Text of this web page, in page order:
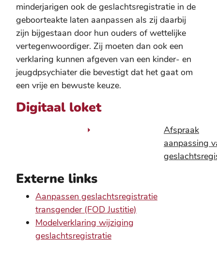
minderjarigen ook de geslachtsregistratie in de
geboorteakte laten aanpassen als zij daarbij
zijn bijgestaan door hun ouders of wettelijke
vertegenwoordiger. Zij moeten dan ook een
verklaring kunnen afgeven van een kinder- en
jeugdpsychiater die bevestigt dat het gaat om
een vrije en bewuste keuze.
Digitaal loket
Afspraak
aanpassing
Externe links
Aanpassen geslachtsregistratie
transgender (FOD Justitie)
Modelverklaring wijziging
geslachtsregistratie